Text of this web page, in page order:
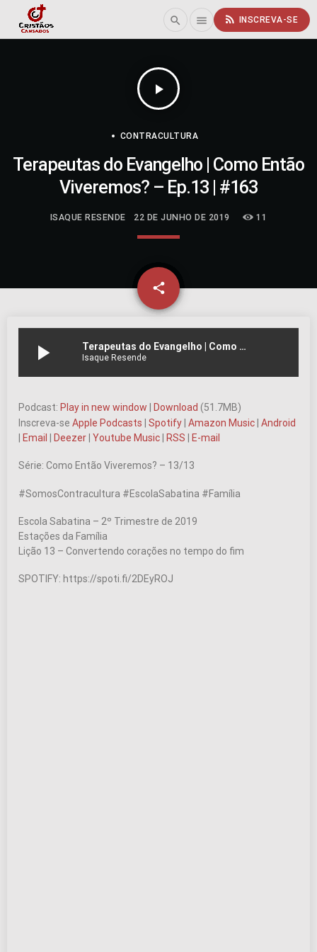
search menu rss_feed INSCREVA-SE
play_arrow
CONTRACULTURA
Terapeutas do Evangelho | Como Então
Viveremos? – Ep.13 | #163
ISAQUE RESENDE 22 DE JUNHO DE 2019 11
share
email
play_arrow Terapeutas do Evangelho | Como Então Viveremos? – Ep.13 | #163
Isaque Resende
Podcast: Play in new window Download (51.7MB)
Inscreva-se Apple Podcasts Spotify Amazon Music Android
Email Deezer Youtube Music RSS E-mail
Série: Como Então Viveremos? – 13/13
#SomosContracultura #EscolaSabatina #Família
Escola Sabatina – 2º Trimestre de 2019
Estações da Família
Lição 13 – Convertendo corações no tempo do fim
SPOTIFY: https://spoti.fi/2DEyROJ